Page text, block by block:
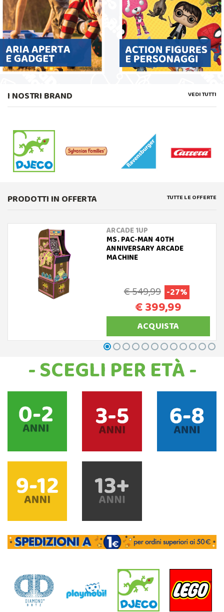
I NOSTRI BRAND VEDI TUTTI
PRODOTTI IN OFFERTA TUTTE LE OFFERTE
ARCADE 1UP
MS. PAC-MAN 40TH
ANNIVERSARY ARCADE
MACHINE
€ 549,99 -27%
€ 399,99
ACQUISTA
- SCEGLI PER ETÀ -